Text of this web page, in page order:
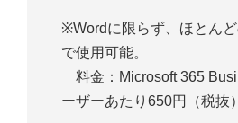
※Wordに限らず、ほとん
で使用可能。
料金：Microsoft 365
ーザーあたり650円（税抜）